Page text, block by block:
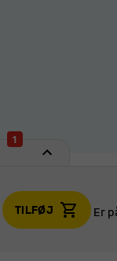
1
TILFØJ
Er